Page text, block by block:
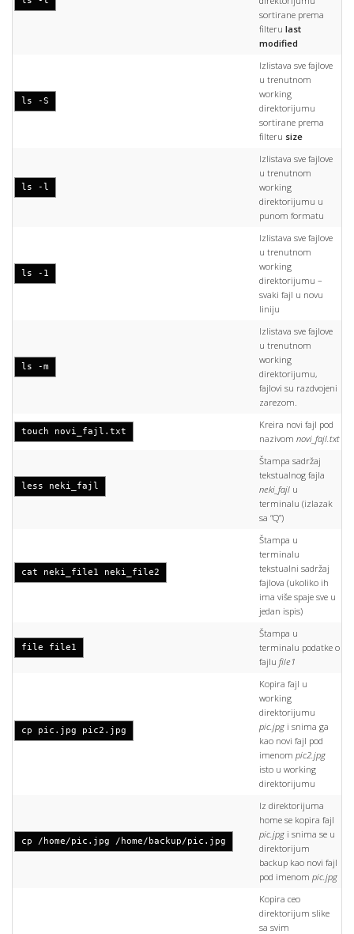
sortirane prema
filteru last
modified
ls -S
Izlistava sve fajlove
u trenutnom
working
direktorijumu
sortirane prema
filteru size
ls -l
Izlistava sve fajlove
u trenutnom
working
direktorijumu u
punom formatu
ls -1
Izlistava sve fajlove
u trenutnom
working
direktorijumu –
svaki fajl u novu
liniju
ls -m
Izlistava sve fajlove
u trenutnom
working
direktorijumu,
fajlovi su razdvojeni
zarezom.
touch novi_fajl.txt
Kreira novi fajl pod
nazivom novi_fajl.txt
less neki_fajl
Štampa sadržaj
tekstualnog fajla
neki_fajl u
terminalu (izlazak
sa “Q”)
cat neki_file1 neki_file2
Štampa u
terminalu
tekstualni sadržaj
fajlova (ukoliko ih
ima više spaje sve u
jedan ispis)
file file1
Štampa u
terminalu podatke o
fajlu file1
cp pic.jpg pic2.jpg
Kopira fajl u
working
direktorijumu
pic.jpg i snima ga
kao novi fajl pod
imenom pic2.jpg
isto u working
direktorijumu
cp /home/pic.jpg /home/backup/pic.jpg
Iz direktorijuma
home se kopira fajl
pic.jpg i snima se u
direktorijum
backup kao novi fajl
pod imenom pic.jpg
Kopira ceo
direktorijum slike
sa svim